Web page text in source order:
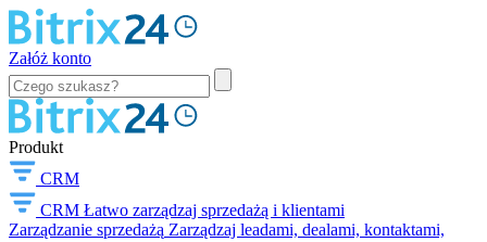
Załóż konto
Produkt
CRM
CRM Łatwo zarządzaj sprzedażą i klientami
Zarządzanie sprzedażą Zarządzaj leadami, dealami, kontaktami,